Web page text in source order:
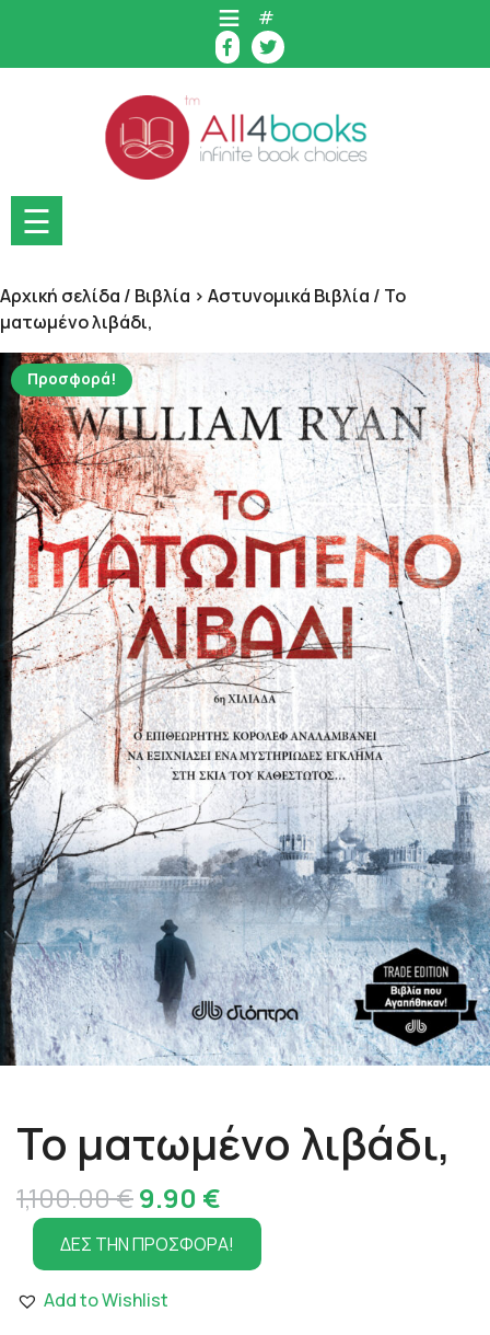
content
#
☰
Αρχική σελίδα / Βιβλία > Αστυνομικά Βιβλία / Το
ματωμένο λιβάδι,
Προσφορά!
Το ματωμένο λιβάδι,
1,100.00€Original
price
was:
1,100.00 €.
9.90 €
τρέχουσα
τιμή
ΔΕΣ ΤΗΝ ΠΡΟΣΦΟΡΑ!
Add to Wishlist